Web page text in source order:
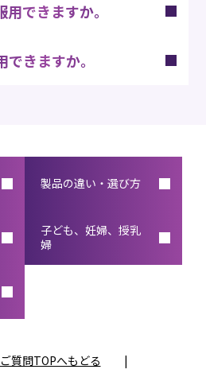
できますか。
きますか。
製品の違い・選び方
子ども、妊婦、授乳
婦
質問TOPへもどる |